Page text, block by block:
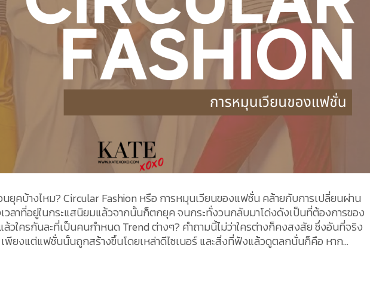
ยุคบ้างไหม? Circular Fashion หรือ การหมุนเวียนของแฟชั่น คล้ายกับการเปลี่ยนผ่าน
ลาที่อยู่ในกระแสนิยมแล้วจากนั้นก็ตกยุค จนกระทั่งวนกลับมาโด่งดังเป็นที่ต้องการของ
ครกันละที่เป็นคนกำหนด Trend ต่างๆ? คำถามนี้ไม่ว่าใครต่างก็คงสงสัย ซึ่งอันที่จริง
พียงแต่แฟชั่นนั้นถูกสร้างขึ้นโดยเหล่าดีไซเนอร์ และสิ่งที่ฟังแล้วดูตลกนั่นก็คือ หาก
ง หรืออีกกรณีหนึ่ง Trend ก็อาจเกิดได้จาก Influencer หรือดาราดัง สวมใส่เสื้อผ้าสไตล์วิน
นกัน Circular Fashion : การหมุนเวียนของแฟชั่น หากคุณยัง